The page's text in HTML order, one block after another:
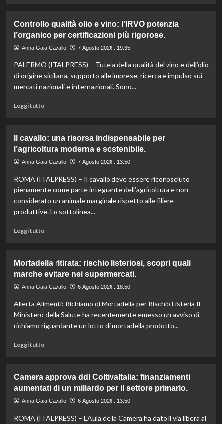
Marco
Bianchi:
“Ricette
come
le
vite
umanitari”.
Controllo qualità olio e vino: l’IRVO potenzia
l’organico per certificazioni più rigorose.
Anna Gaia Cavallo 7 Agosto 2026 : 19:35
PALERMO (ITALPRESS) – Tutela della qualità del vino e dell’olio
di origine siciliana, supporto alle imprese, ricerca e impulso sui
mercati nazionali e internazionali. Sono...
Leggi tuttoLeggi
Controllo
qualità
olio
vino:
l’IRVO
potenzia
per
Il cavallo: una risorsa indispensabile per
l’agricoltura moderna e sostenibile.
Anna Gaia Cavallo 7 Agosto 2026 : 13:50
ROMA (ITALPRESS) – Il cavallo deve essere riconosciuto
pienamente come parte integrante dell’agricoltura e non
considerato un animale marginale rispetto alle filiere
produttive. Lo sottolinea...
Leggi tuttoLeggi
Il
cavallo:
una
indispensabile
per
l’agricoltura
Mortadella ritirata: rischio listeriosi, scopri quali
marche evitare nei supermercati.
Anna Gaia Cavallo 6 Agosto 2026 : 18:50
Allerta Alimenti: Richiamo di Mortadella per Rischio Listeria Il
Ministero della Salute ha recentemente emesso un avviso di
richiamo riguardante un lotto di mortadella prodotto...
Leggi tuttoLeggi
Mortadella
ritirata:
rischio
scopri
Camera approva ddl ColtivaItalia: finanziamenti
aumentati di un miliardo per il settore primario.
Anna Gaia Cavallo 6 Agosto 2026 : 13:50
ROMA (ITALPRESS) – L’Aula della Camera ha dato il via libera al